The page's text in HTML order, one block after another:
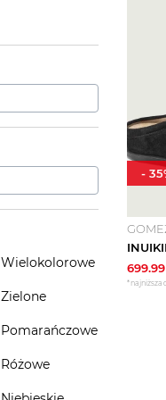
Wielokolorowe
Zielone
Pomarańczowe
Różowe
699.99
*najniższa
- 35